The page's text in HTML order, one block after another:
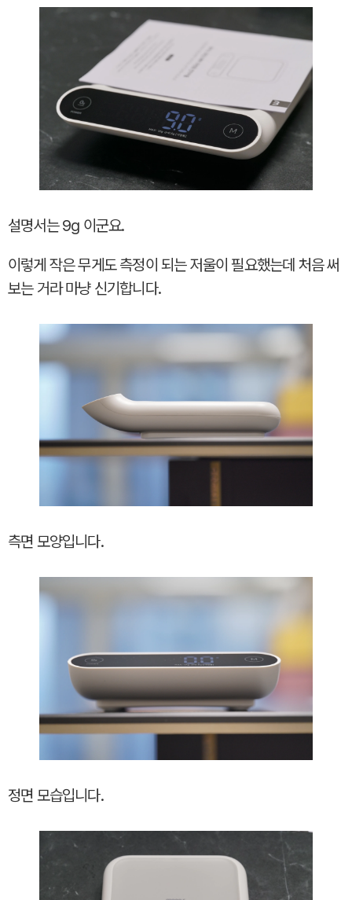
설명서는 9g 이군요.
이렇게 작은 무게도 측정이 되는 저울이 필요했는데 처음 써
보는 거라 마냥 신기합니다.
측면 모양입니다.
정면 모습입니다.